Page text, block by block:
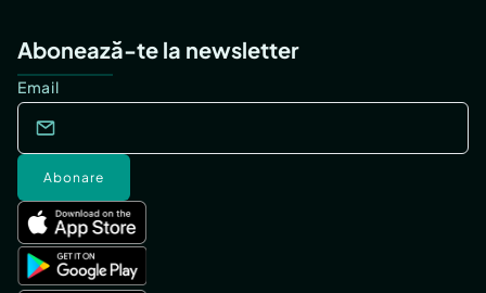
Abonează-te la newsletter
Email
Abonare